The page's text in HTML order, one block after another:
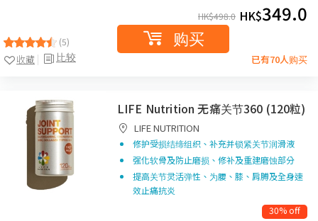
(5)
比较
收藏
HK$498.0 HK$349.0
购买
已有70人购买
LIFE Nutrition 无痛关节360 (120粒)
LIFE NUTRITION
修护受损结缔组织、补充并锁紧关节润滑液
强化软骨及防止磨损、修补及重建磨蚀部分
提高关节灵活弹性、为腰、膝、肩膊及全身速
效止痛抗炎
30% off